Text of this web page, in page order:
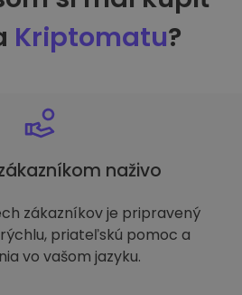
Kriptomatu?
naživo
zákazníkov je pripravený
priateľskú pomoc a
vo vašom jazyku.